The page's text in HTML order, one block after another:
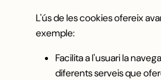
L'ús de les cookies ofereix
exemple:
Facilita a l'usuari la
diferents serveis que